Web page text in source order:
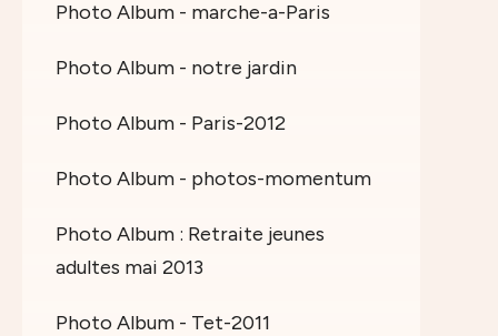
Photo Album - marche-a-Paris
Photo Album - notre jardin
Photo Album - Paris-2012
Photo Album - photos-momentum
Photo Album : Retraite jeunes
adultes mai 2013
Photo Album - Tet-2011